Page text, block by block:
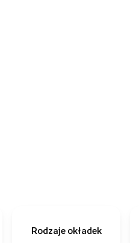
Rodzaje okładek